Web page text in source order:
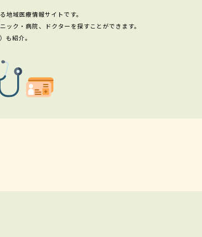
域医療情報サイトです。
ク・病院、ドクターを探すことができます。
も紹介。